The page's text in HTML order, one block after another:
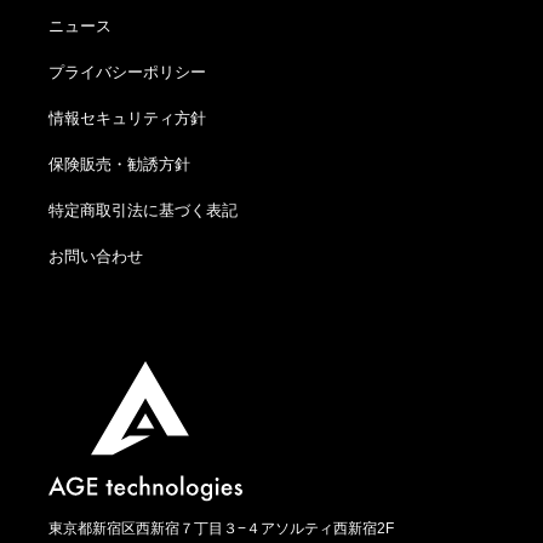
ニュース
プライバシーポリシー
情報セキュリティ方針
保険販売・勧誘方針
特定商取引法に基づく表記
お問い合わせ
東京都新宿区西新宿７丁目３−４アソルティ西新宿2F